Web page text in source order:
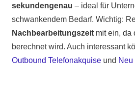
sekundengenau – ideal für
schwankendem Bedarf. Wichtig:
Nachbearbeitungszeit mit ein, da
berechnet wird. Auch interessant
Outbound Telefonakquise und